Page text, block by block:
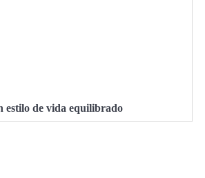
estilo de vida equilibrado